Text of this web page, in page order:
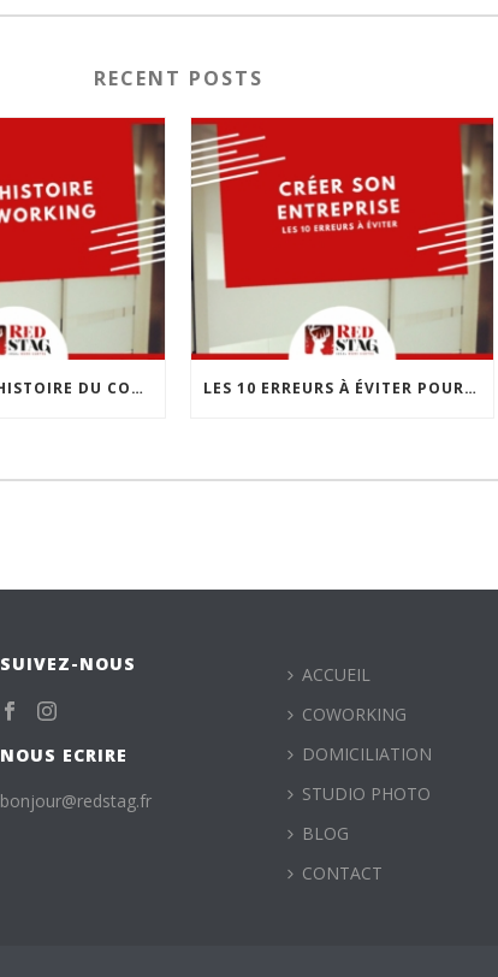
RECENT POSTS
DÉCOUVREZ L’HISTOIRE DU COWORKING : UNE RÉVOLUTION DANS LE MONDE DU TRAVAIL LES 10 ERREURS À ÉVITER POUR CRÉER SON ENTREPRISE
SUIVEZ-NOUS
NOUS ECRIRE
bonjour@redstag.fr
ACCUEIL
COWORKING
DOMICILIATION
STUDIO PHOTO
BLOG
CONTACT